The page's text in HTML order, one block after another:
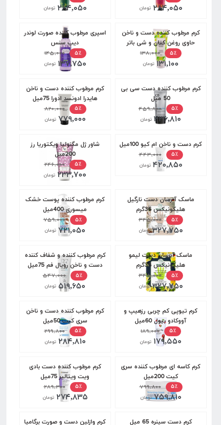
۲۸۴,۰۵۰ تومان ۲۸۴,۰۵۰ تومان
کرم مرطوب کننده دست و ناخن
حاوی روغن کتان و شی باتر
برگامیا 75 میل
۵٪ ۱۳۸,۰۰۰
۱۳۱,۱۰۰ تومان
اسپری مرطوب کننده صورت لوندر
دیپ سنس
۵٪
۱۴۵,۰۰۰
۱۳۷,۷۵۰ تومان
کرم مرطوب کننده دست سی بی
50 میل
۵٪
۴۵۹,۸۰۰
۴۳۶,۸۱۰ تومان
کرم مرطوب کننده دست و ناخن
هایدرا ادونسد ادورا 75میل
۵٪
۸۲۰,۰۰۰
۷۷۹,۰۰۰ تومان
کرم دست و ناخن ام کیو 100میل
۵٪
۴۴۳,۰۰۰
۴۲۰,۸۵۰ تومان
شاور ژل مگنولیا ویکتوریا رز
200میل
۵٪
۲۴۶,۰۰۰
۲۳۳,۷۰۰ تومان
ماسک آبرسان دست نارگیل
هلیکونیکس 36گرم
۵٪
۳۴۵,۰۰۰
۳۲۷,۷۵۰ تومان
کرم مرطوب کننده پوست خشک
میسوری 400میل
۵٪
۷۵۹,۰۰۰
۷۲۱,۰۵۰ تومان
ماسک آبرسان دست لیمو
هلیکونیکس 36گرم
۵٪
۳۴۵,۰۰۰
۳۲۷,۷۵۰ تومان
کرم مرطوب کننده و شفاف کننده
دست و ناخن رویال فم 75میل
۵٪
۵۴۷,۰۰۰
۵۱۹,۶۵۰ تومان
کرم تیوپی کم چربی رزهیپ و
آووکادو بیول 60میل
۵٪
۱۸۹,۰۰۰
۱۷۹,۵۵۰ تومان
کرم مرطوب کننده دست و ناخن
سری کیت 50میل
۵٪
۲۹۹,۸۰۰
۲۸۴,۸۱۰ تومان
کرم کاسه ای مرطوب کننده سری
کیت 200میل
۵٪
۷۹۹,۸۰۰
۷۵۹,۸۱۰ تومان
کرم مرطوب کننده دست بادی
ویت ویتالیر 75میل
۵٪
۲۸۹,۳۰۰
۲۷۴,۸۳۵ تومان
کرم دست سینره 65 میل
کرم وازلین دست و صورت برگامیا